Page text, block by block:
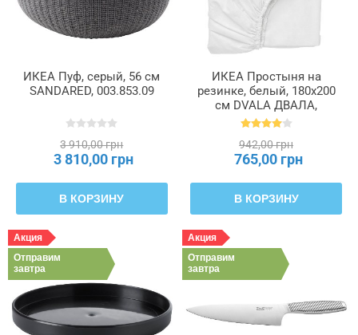
ИКЕА Пуф, серый, 56 см
SANDARED, 003.853.09
3 910,00 грн
3 810,00 грн
В КОРЗИНУ
ИКЕА Простыня на
резинке, белый, 180x200
см DVALA ДВАЛА,
503.565.64
942,00 грн
765,00 грн
В КОРЗИНУ
Акция
Отправим
завтра
Акция
Отправим
завтра